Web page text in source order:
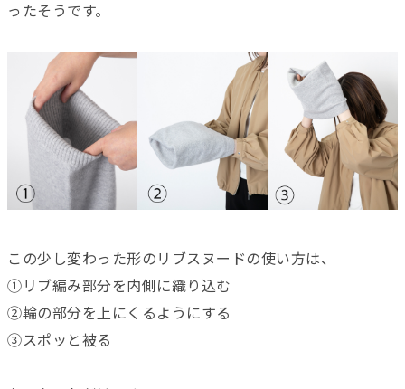
ったそうです。
この少し変わった形のリブスヌードの使い方は、
①リブ編み部分を内側に織り込む
②輪の部分を上にくるようにする
③スポッと被る